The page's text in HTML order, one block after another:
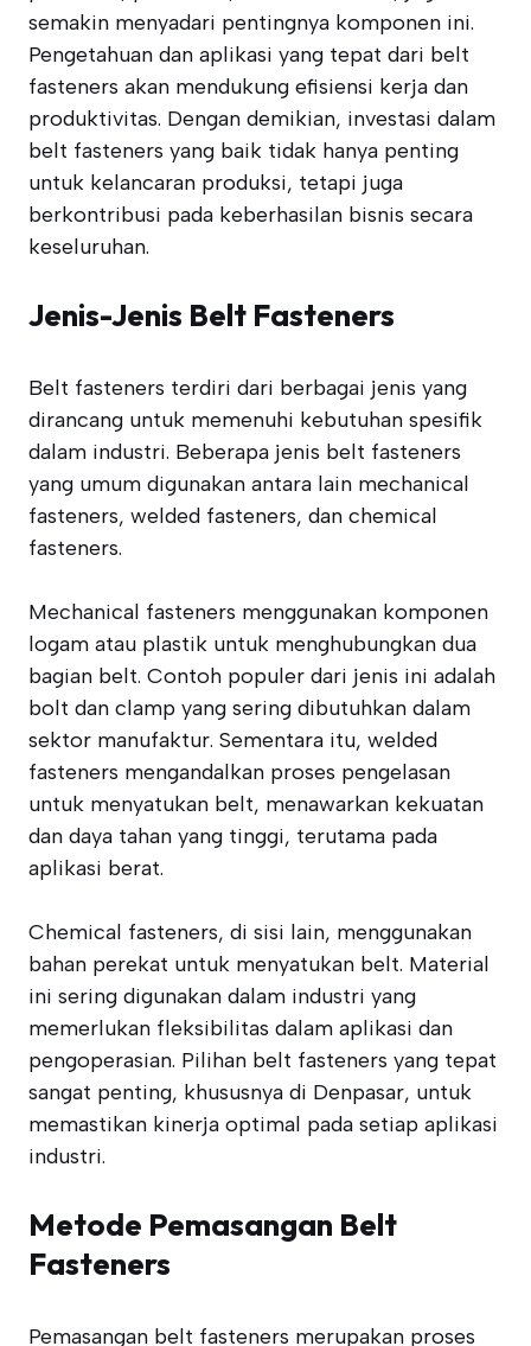
semakin menyadari pentingnya komponen ini.
Pengetahuan dan aplikasi yang tepat dari belt
fasteners akan mendukung efisiensi kerja dan
produktivitas. Dengan demikian, investasi dalam
belt fasteners yang baik tidak hanya penting
untuk kelancaran produksi, tetapi juga
berkontribusi pada keberhasilan bisnis secara
keseluruhan.
Jenis-Jenis Belt Fasteners
Belt fasteners terdiri dari berbagai jenis yang
dirancang untuk memenuhi kebutuhan spesifik
dalam industri. Beberapa jenis belt fasteners
yang umum digunakan antara lain mechanical
fasteners, welded fasteners, dan chemical
fasteners.
Mechanical fasteners menggunakan komponen
logam atau plastik untuk menghubungkan dua
bagian belt. Contoh populer dari jenis ini adalah
bolt dan clamp yang sering dibutuhkan dalam
sektor manufaktur. Sementara itu, welded
fasteners mengandalkan proses pengelasan
untuk menyatukan belt, menawarkan kekuatan
dan daya tahan yang tinggi, terutama pada
aplikasi berat.
Chemical fasteners, di sisi lain, menggunakan
bahan perekat untuk menyatukan belt. Material
ini sering digunakan dalam industri yang
memerlukan fleksibilitas dalam aplikasi dan
pengoperasian. Pilihan belt fasteners yang tepat
sangat penting, khususnya di Denpasar, untuk
memastikan kinerja optimal pada setiap aplikasi
industri.
Metode Pemasangan Belt
Fasteners
Pemasangan belt fasteners merupakan proses